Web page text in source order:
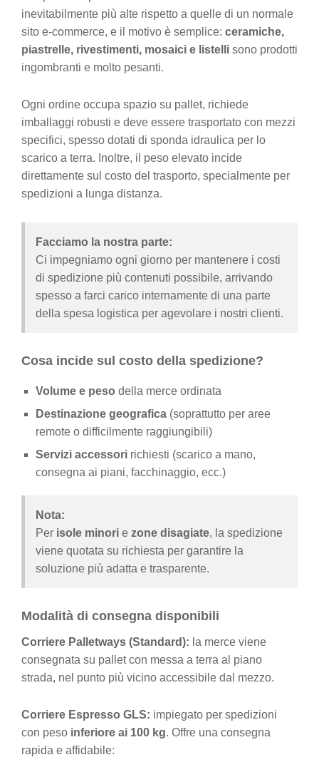
inevitabilmente più alte rispetto a quelle di un normale
sito e-commerce, e il motivo è semplice: ceramiche,
piastrelle, rivestimenti, mosaici e listelli sono prodotti
ingombranti e molto pesanti.
Ogni ordine occupa spazio su pallet, richiede
imballaggi robusti e deve essere trasportato con mezzi
specifici, spesso dotati di sponda idraulica per lo
scarico a terra. Inoltre, il peso elevato incide
direttamente sul costo del trasporto, specialmente per
spedizioni a lunga distanza.
Facciamo la nostra parte:
Ci impegniamo ogni giorno per mantenere i costi
di spedizione più contenuti possibile, arrivando
spesso a farci carico internamente di una parte
della spesa logistica per agevolare i nostri clienti.
Cosa incide sul costo della spedizione?
Volume e peso della merce ordinata
Destinazione geografica (soprattutto per aree
remote o difficilmente raggiungibili)
Servizi accessori richiesti (scarico a mano,
consegna ai piani, facchinaggio, ecc.)
Nota:
Per isole minori e zone disagiate, la spedizione
viene quotata su richiesta per garantire la
soluzione più adatta e trasparente.
Modalità di consegna disponibili
Corriere Palletways (Standard): la merce viene
consegnata su pallet con messa a terra al piano
strada, nel punto più vicino accessibile dal mezzo.
Corriere Espresso GLS: impiegato per spedizioni
con peso inferiore ai 100 kg. Offre una consegna
rapida e affidabile: